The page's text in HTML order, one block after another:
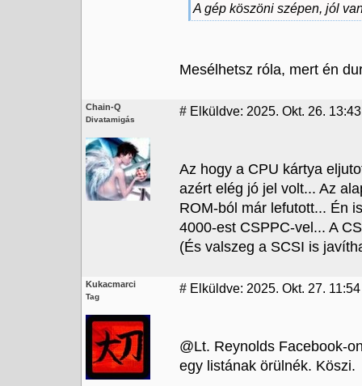
A gép köszöni szépen, jól
Mesélhetsz róla, mert én
Chain-Q
Divatamigás
# Elküldve: 2025. Okt. 26. 13:43
Az hogy a CPU kártya
azért elég jó jel volt... Az
ROM-ból már lefutott... Én
4000-est CSPPC-vel... A
(És valszeg a SCSI is
Kukacmarci
Tag
# Elküldve: 2025. Okt. 27. 11:54
@Lt. Reynolds Facebook-
egy listának örülnék. Köszi.